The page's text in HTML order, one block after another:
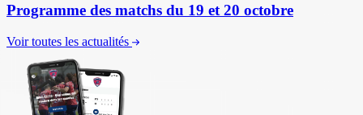
Programme des matchs du 19 et 20 octobre
Voir toutes les actualités